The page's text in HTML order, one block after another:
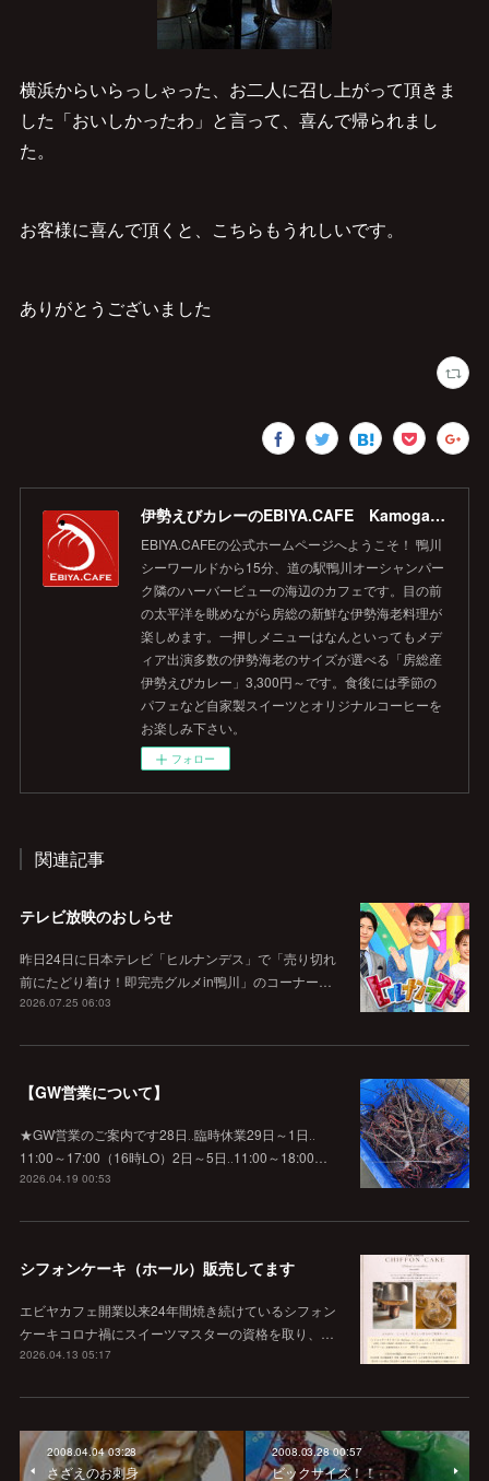
横浜からいらっしゃった、お二人に召し上がって頂きま
した「おいしかったわ」と言って、喜んで帰られまし
た。
お客様に喜んで頂くと、こちらもうれしいです。
ありがとうございました
伊勢えびカレーのEBIYA.CAFE Kamogawa 【公式】
EBIYA.CAFEの公式ホームページへようこそ！ 鴨川
シーワールドから15分、道の駅鴨川オーシャンパー
ク隣のハーバービューの海辺のカフェです。目の前
の太平洋を眺めながら房総の新鮮な伊勢海老料理が
楽しめます。一押しメニューはなんといってもメデ
ィア出演多数の伊勢海老のサイズが選べる「房総産
伊勢えびカレー」3,300円～です。食後には季節の
パフェなど自家製スイーツとオリジナルコーヒーを
お楽しみ下さい。
フォロー
関連記事
テレビ放映のおしらせ
昨日24日に日本テレビ「ヒルナンデス」で「売り切れ
前にたどり着け！即完売グルメin鴨川」のコーナー…
2026.07.25 06:03
【GW営業について】
★GW営業のご案内です28日‥臨時休業29日～1日‥
11:00～17:00（16時LO）2日～5日‥11:00～18:00…
2026.04.19 00:53
シフォンケーキ（ホール）販売してます
エビヤカフェ開業以来24年間焼き続けているシフォン
ケーキコロナ禍にスイーツマスターの資格を取り、…
2026.04.13 05:17
2008.04.04 03:28
さざえのお刺身
2008.03.28 00:57
ビックサイズ！！